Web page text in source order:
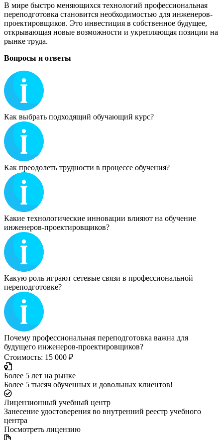
В мире быстро меняющихся технологий профессиональная
переподготовка становится необходимостью для инженеров-
проектировщиков. Это инвестиция в собственное будущее,
открывающая новые возможности и укрепляющая позиции на
рынке труда.
Вопросы и ответы
Как выбрать подходящий обучающий курс?
Как преодолеть трудности в процессе обучения?
Какие технологические инновации влияют на обучение
инженеров-проектировщиков?
Какую роль играют сетевые связи в профессиональной
переподготовке?
Почему профессиональная переподготовка важна для
будущего инженеров-проектировщиков?
Стоимость: 15 000 ₽
Более 5 лет на рынке
Более 5 тысяч обученных и довольных клиентов!
Лицензионный учебный центр
Занесение удостоверения во внутренний реестр учебного
центра
Посмотреть лицензию